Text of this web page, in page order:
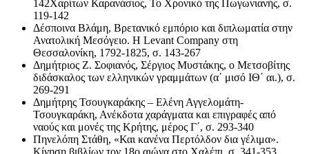
142Χαρίτων Καρανάσιος, Το Χρονικό της Πωγωνιανής, σ.
119-142
Δέσποινα Βλάμη, Βρετανικό εμπόριο και διπλωματία στην
Ανατολική Μεσόγειο. Η Levant Company στη
Θεσσαλονίκη, 1792-1825, σ. 143-267
Δημήτριος Ζ. Σοφιανός, Σέργιος Μυστάκης, ο Μετσοβίτης
διδάσκαλος των ελληνικών γραμμάτων (α΄ μισό ΙΘ΄ αι.), σ.
269-291
Δημήτρης Τσουγκαράκης – Ελένη Αγγελομάτη-
Τσουγκαράκη, Ανέκδοτα χαράγματα και επιγραφές από
ναούς και μονές της Κρήτης, μέρος Γ΄, σ. 293-340
Πηνελόπη Στάθη, «Και κανένα Περτόλδον δια γέλιμα».
Κίνηση βιβλίων τον 18ο αιώνα στο Χαλέπι, σ. 341-353